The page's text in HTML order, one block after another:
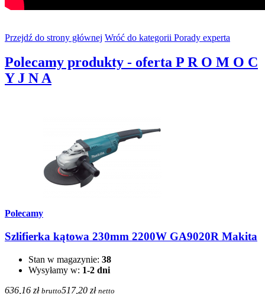
Przejdź do strony głównej Wróć do kategorii Porady experta
Polecamy produkty - oferta P R O M O C
Y J N A
Polecamy
Szlifierka kątowa 230mm 2200W GA9020R Makita
Stan w magazynie: 38
Wysyłamy w: 1-2 dni
636,16 zł brutto517,20 zł netto